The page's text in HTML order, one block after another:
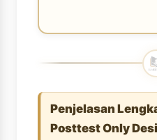
Penjelasan
Posttest Only